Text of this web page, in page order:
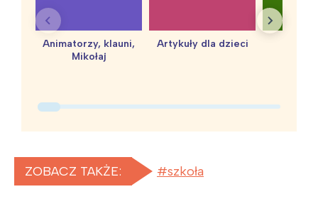
Animatorzy, klauni,
Mikołaj
Artykuły dla dzieci
ZOBACZ TAKŻE: szkoła